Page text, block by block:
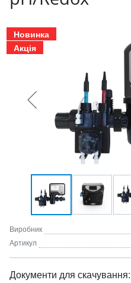
Новинка
Акція
Виробник
Артикул
Документи для скачування: